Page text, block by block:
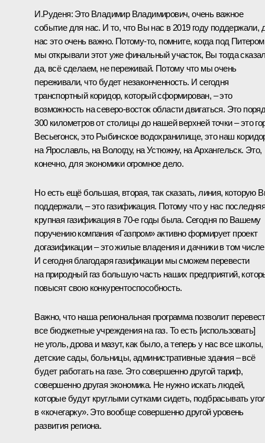
И.Руденя: Это Владимир Владимирович, очень важное
событие для нас. И то, что Вы нас в 2019 году поддержали,
нас это очень важно. Потому-то, помните, когда под Питером
мы открывали этот уже финальный участок, Вы тогда
да, всё сделаем, не переживай. Потому что мы очень
переживали, что будет незаконченность. И сегодня
транспортный коридор, который сформирован, – это
возможность на северо-восток области двигаться. Это
300 километров от столицы до нашей верхней точки – это
Весьегонск, это Рыбинское водохранилище, это наш
на Ярославль, на Вологду, на Устюжну, на Архангельск. Это,
конечно, для экономики огромное дело.
Но есть ещё большая, вторая, так сказать, линия, которую
поддержали, – это газификация. Потому что у нас
крупная газификация в 70-е годы была. Сегодня по Вашему
поручению компания «Газпром» активно формирует проект
догазификации – это жилые владения и дачники в том
И сегодня благодаря газификации мы сможем перевести
на природный газ большую часть наших предприятий,
повысят свою конкурентоспособность.
Важно, что наша региональная программа позволит
все бюджетные учреждения на газ. То есть [использовать]
не уголь, дрова и мазут, как было, а теперь у нас все школы,
детские сады, больницы, административные здания – всё
будет работать на газе. Это совершенно другой тариф,
совершенно другая экономика. Не нужно искать людей,
которые будут круглыми сутками сидеть, подбрасывать
в «кочегарку». Это вообще совершенно другой уровень
развития региона.